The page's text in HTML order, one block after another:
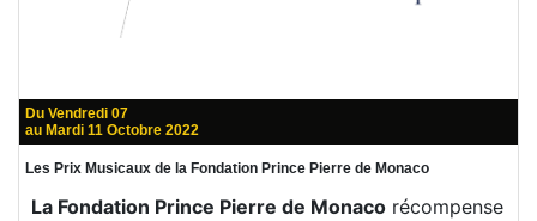
Du Vendredi 07
au Mardi 11 Octobre 2022
Les Prix Musicaux de la Fondation Prince Pierre de Monaco
La Fondation Prince Pierre de Monaco récompense